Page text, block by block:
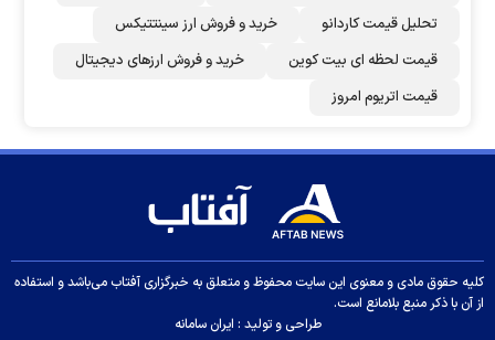
تحلیل قیمت کاردانو
خرید و فروش ارز سینتتیکس
قیمت لحظه ای بیت کوین
خرید و فروش ارزهای دیجیتال
قیمت اتریوم امروز
کلیه حقوق مادی و معنوی این سایت محفوظ و متعلق به خبرگزاری آفتاب می‌باشد و استفاده
از آن با ذکر منبع بلامانع است.
طراحی و تولید : ایران سامانه